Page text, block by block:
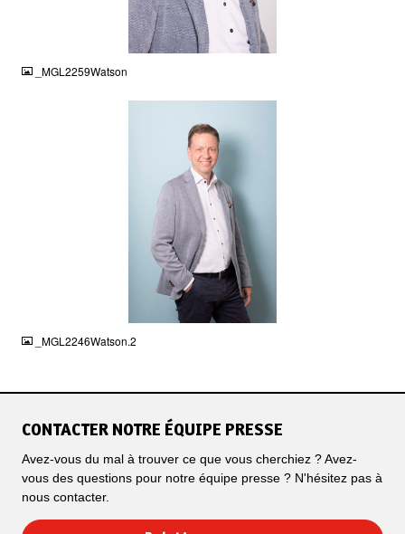
_MGL2259Watson
_MGL2246Watson.2
CONTACTER NOTRE ÉQUIPE PRESSE
Avez-vous du mal à trouver ce que vous cherchiez ? Avez-
vous des questions pour notre équipe presse ? N'hésitez pas à
nous contacter.